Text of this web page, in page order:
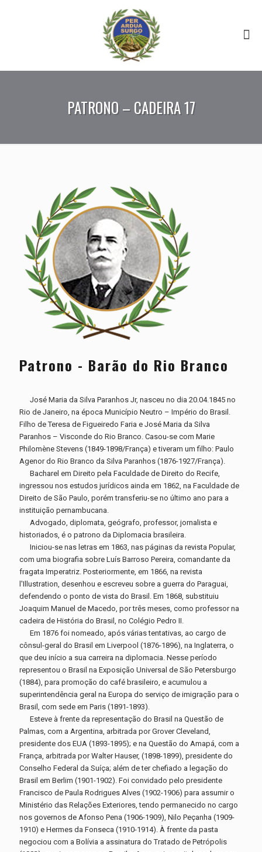
PATRONO – CADEIRA 17
Patrono - Barão do Rio Branco
José Maria da Silva Paranhos Jr, nasceu no dia 20.04.1845 no
Rio de Janeiro, na época Município Neutro – Império do Brasil.
Filho de Teresa de Figueiredo Faria e José Maria da Silva
Paranhos – Visconde do Rio Branco. Casou-se com Marie
Philomène Stevens (1849-1898/França) e tiveram um filho: Paulo
Agenor do Rio Branco da Silva Paranhos (1876-1927/França).
Bacharel em Direito pela Faculdade de Direito do Recife,
ingressou nos estudos jurídicos ainda em 1862, na Faculdade de
Direito de São Paulo, porém transferiu-se no último ano para a
instituição pernambucana.
Advogado, diplomata, geógrafo, professor, jornalista e
historiados, é o patrono da Diplomacia brasileira.
Iniciou-se nas letras em 1863, nas páginas da revista Popular,
com uma biografia sobre Luís Barroso Pereira, comandante da
fragata Imperatriz. Posteriormente, em 1866, na revista
l'Illustration, desenhou e escreveu sobre a guerra do Paraguai,
defendendo o ponto de vista do Brasil. Em 1868, substituiu
Joaquim Manuel de Macedo, por três meses, como professor na
cadeira de História do Brasil, no Colégio Pedro II.
Em 1876 foi nomeado, após várias tentativas, ao cargo de
cônsul-geral do Brasil em Liverpool (1876-1896), na Inglaterra, o
que deu início a sua carreira na diplomacia. Nesse período
representou o Brasil na Exposição Universal de São Petersburgo
(1884), para promoção do café brasileiro, e acumulou a
superintendência geral na Europa do serviço de imigração para o
Brasil, com sede em Paris (1891-1893).
Esteve à frente da representação do Brasil na Questão de
Palmas, com a Argentina, arbitrada por Grover Cleveland,
presidente dos EUA (1893-1895); e na Questão do Amapá, com a
França, arbitrada por Walter Hauser, (1898-1899), presidente do
Conselho Federal da Suíça; além de ter chefiado a legação do
Brasil em Berlim (1901-1902). Foi convidado pelo presidente
Francisco de Paula Rodrigues Alves (1902-1906) para assumir o
Ministério das Relações Exteriores, tendo permanecido no cargo
nos governos de Afonso Pena (1906-1909), Nilo Peçanha (1909-
1910) e Hermes da Fonseca (1910-1914). À frente da pasta
negociou com a Bolívia a assinatura do Tratado de Petrópolis